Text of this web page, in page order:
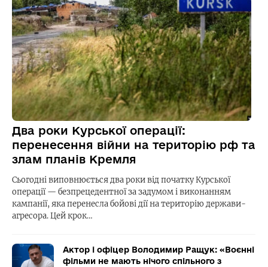
Два роки Курської операції:
перенесення війни на територію рф та
злам планів Кремля
Сьогодні виповнюється два роки від початку Курської
операції — безпрецедентної за задумом і виконанням
кампанії, яка перенесла бойові дії на територію держави-
агресора. Цей крок…
Актор і офіцер Володимир Ращук: «Воєнні
фільми не мають нічого спільного з